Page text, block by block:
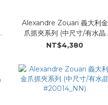
Alexandre Zouari 義大利金
爪抓夾系列 (中尺寸/有水晶
#20014_CC)
NT$4,380